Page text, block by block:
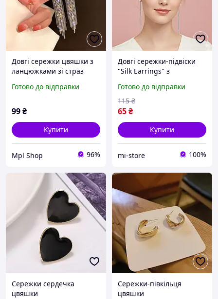
Довгі сережки цвяшки з
ланцюжками зі страз
Готово до відправки
99₴
Купити
Mpl Shop 96%
Довгі сережки-підвіски
"Silk Earrings" з
Accessories сріблястий
(12088)
Готово до відправки
65₴
115 ₴
Купити
mi-store 100%
Сережки сердечка
цвяшки
Сережки-півкільця
цвяшки